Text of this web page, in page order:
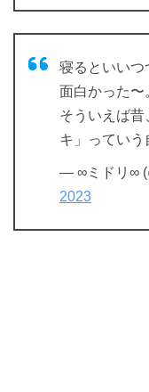
寝るといいつ
面白かった〜
そういえば昔
キ」ってい
— ∞ミドリ∞
2023